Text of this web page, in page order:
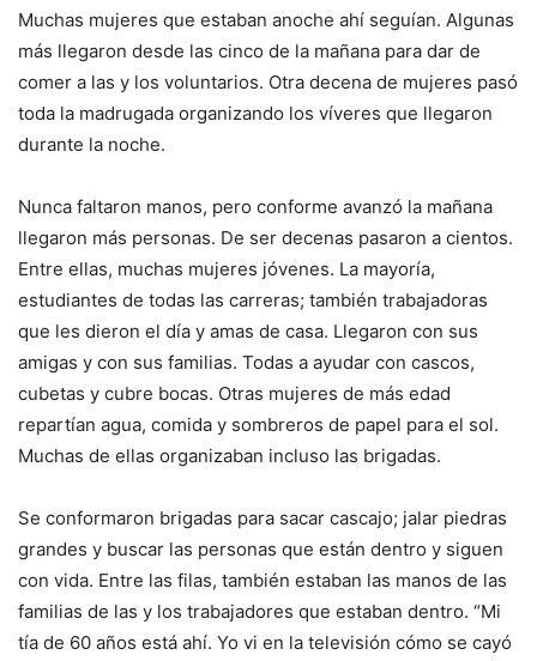
Muchas mujeres que estaban anoche ahí seguían. Algunas
más llegaron desde las cinco de la mañana para dar de
comer a las y los voluntarios. Otra decena de mujeres pasó
toda la madrugada organizando los víveres que llegaron
durante la noche.
Nunca faltaron manos, pero conforme avanzó la mañana
llegaron más personas. De ser decenas pasaron a cientos.
Entre ellas, muchas mujeres jóvenes. La mayoría,
estudiantes de todas las carreras; también trabajadoras
que les dieron el día y amas de casa. Llegaron con sus
amigas y con sus familias. Todas a ayudar con cascos,
cubetas y cubre bocas. Otras mujeres de más edad
repartían agua, comida y sombreros de papel para el sol.
Muchas de ellas organizaban incluso las brigadas.
Se conformaron brigadas para sacar cascajo; jalar piedras
grandes y buscar las personas que están dentro y siguen
con vida. Entre las filas, también estaban las manos de las
familias de las y los trabajadores que estaban dentro. “Mi
tía de 60 años está ahí. Yo vi en la televisión cómo se cayó